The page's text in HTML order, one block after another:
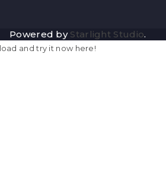
Powered by Starlight Studio.
and try it now here!